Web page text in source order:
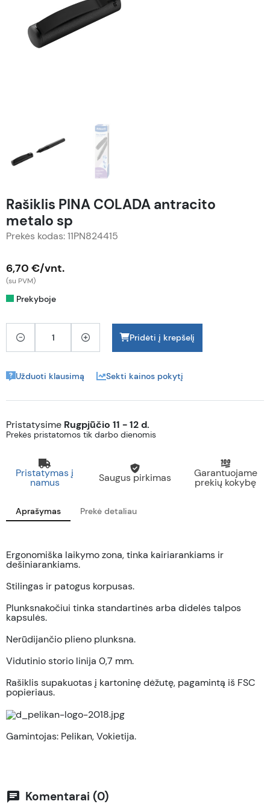
Rašiklis PINA COLADA antracito
metalo sp
Prekės kodas: 11PN824415
6,70 €/vnt.
(su PVM)
Prekyboje
Pridėti į krepšelį
Užduoti klausimą Sekti kainos pokytį
Pristatysime Rugpjūčio 11 - 12 d.
Prekės pristatomos tik darbo dienomis
Pristatymas į
namus Saugus pirkimas Garantuojame
prekių kokybę
Aprašymas Prekė detaliau
Ergonomiška laikymo zona, tinka kairiarankiams ir
dešiniarankiams.
Stilingas ir patogus korpusas.
Plunksnakočiui tinka standartinės arba didelės talpos
kapsulės.
Nerūdijančio plieno plunksna.
Vidutinio storio linija 0,7 mm.
Rašiklis supakuotas į kartoninę dėžutę, pagamintą iš FSC
popieriaus.
Gamintojas: Pelikan, Vokietija.
chat Komentarai (0)